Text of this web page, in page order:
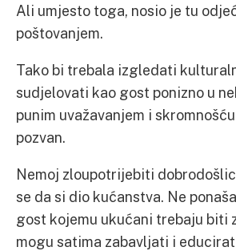
Ali umjesto toga, nosio je tu
poštovanjem.
Tako bi trebala izgledati
sudjelovati kao gost ponizno u
punim uvažavanjem i
pozvan.
Nemoj zloupotrijebiti
se da si dio kućanstva. Ne
gost kojemu ukućani trebaju biti
mogu satima zabavljati i